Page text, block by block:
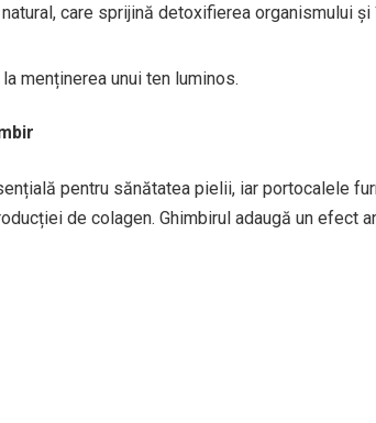
care sprijină detoxifierea organismului
menținerea unui ten luminos.
pentru sănătatea pielii, iar portocalele
de colagen. Ghimbirul adaugă un efect